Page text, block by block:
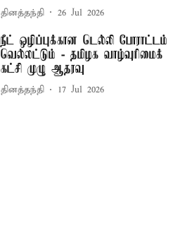
தினத்தந்தி 26 Jul 2026
நீட் ஒழிப்புக்கான டெல்லி போராட்டம்
வெல்லட்டும் - தமிழக வாழ்வுரிமைக்
கட்சி முழு ஆதரவு
தினத்தந்தி 17 Jul 2026